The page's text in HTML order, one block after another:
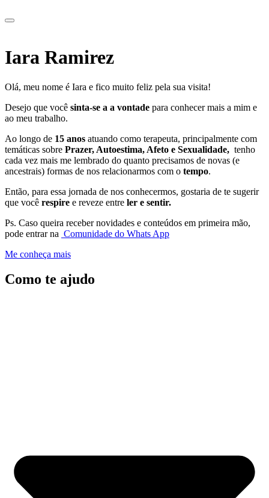
Iara Ramirez
Olá, meu nome é Iara e fico muito feliz pela sua visita!
Desejo que você sinta-se a a vontade para conhecer mais a mim e
ao meu trabalho.
Ao longo de 15 anos atuando como terapeuta, principalmente com
temáticas sobre Prazer, Autoestima, Afeto e Sexualidade, tenho
cada vez mais me lembrado do quanto precisamos de novas (e
ancestrais) formas de nos relacionarmos com o tempo.
Então, para essa jornada de nos conhecermos, gostaria de te sugerir
que você respire e reveze entre ler e sentir.
Ps. Caso queira receber novidades e conteúdos em primeira mão,
pode entrar na Comunidade do Whats App
Me conheça mais
Como te ajudo